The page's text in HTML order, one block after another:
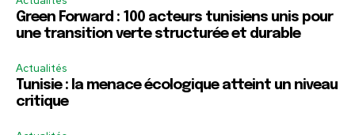
Green Forward : 100 acteurs tunisiens unis pour
une transition verte structurée et durable
Actualités
Tunisie : la menace écologique atteint un niveau
critique